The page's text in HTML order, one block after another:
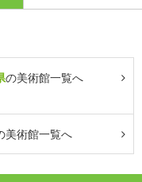
の美術館一覧へ
美術館一覧へ